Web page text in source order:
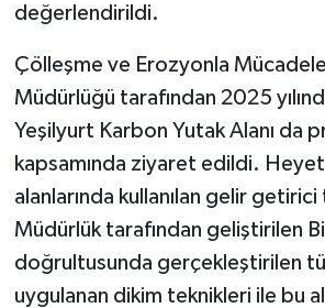
değerlendirildi.
Çölleşme ve Erozyonla
Müdürlüğü tarafından 2025
Yeşilyurt Karbon Yutak Alanı da
kapsamında ziyaret edildi.
alanlarında kullanılan gelir getirici
Müdürlük tarafından geliştirilen
doğrultusunda gerçekleştirilen
uygulanan dikim teknikleri ile bu